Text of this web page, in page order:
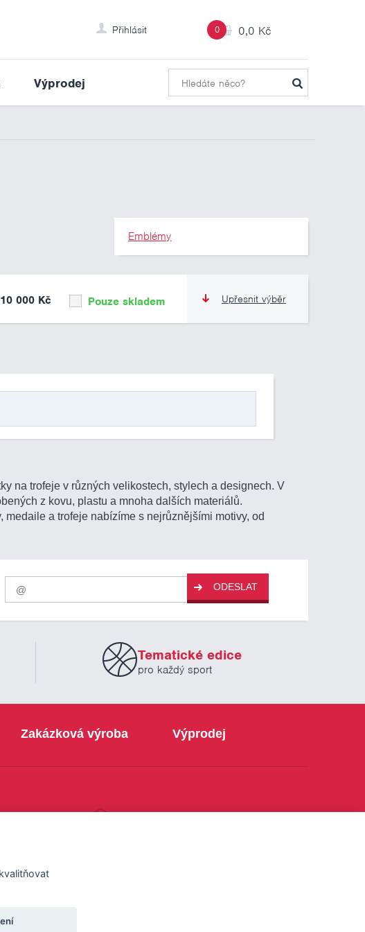
0 0,0 Kč
Přihlásit
Výprodej
Emblémy
Upřesnit výběr
Pouze skladem
10 000 Kč
na trofeje v různých velikostech, stylech a designech. V
z kovu, plastu a mnoha dalších materiálů.
medaile a trofeje nabízíme s nejrůznějšími motivy, od
Pro
odběr
našich
novinek
ODESLAT
Tematické edice
pro každý sport
Zakázková výroba Výprodej